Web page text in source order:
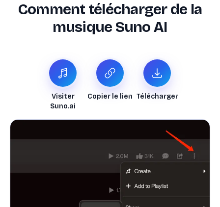
Comment télécharger de la
musique Suno AI
Visiter
Suno.ai
Copier le lien Télécharger